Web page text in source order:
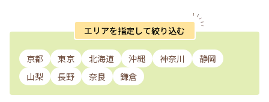
エリアを指定して絞り込む
京都 東京 北海道 沖縄 神奈川
静岡
山梨
長野 奈良 鎌倉